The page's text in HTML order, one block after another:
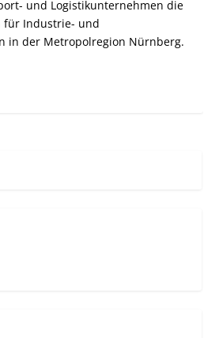
und Logistikunternehmen die
für Industrie- und
in der Metropolregion Nürnberg.